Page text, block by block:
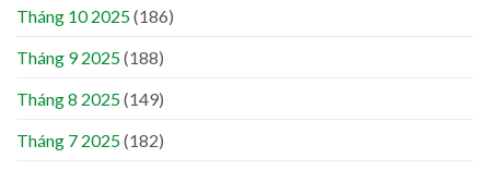
Tháng 10 2025(186)
Tháng 9 2025(188)
Tháng 8 2025(149)
Tháng 7 2025(182)